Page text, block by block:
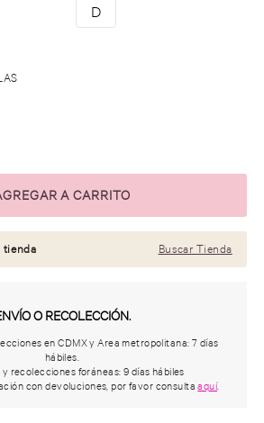
D
tienda Buscar Tienda
O RECOLECCIÓN.
en CDMX y Area metropolitana: 7 días
hábiles.
recolecciones foráneas: 9 días hábiles
con devoluciones, por favor consultaaquí.